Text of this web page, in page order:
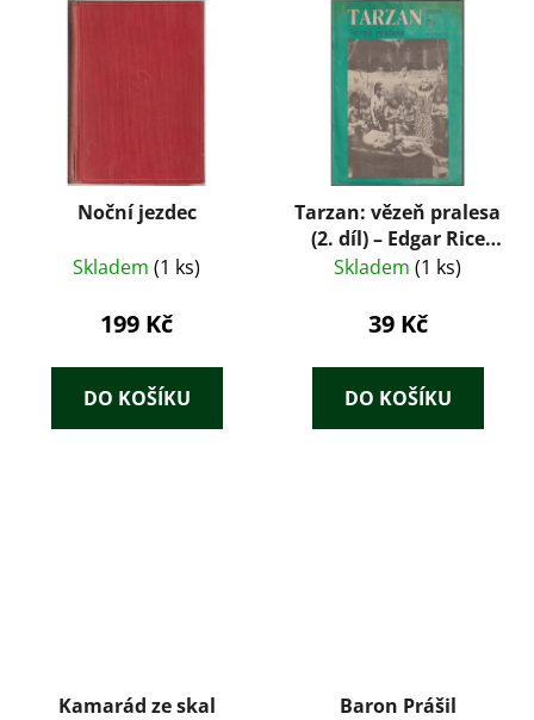
Noční jezdec
Skladem (1 ks)
199 Kč
DO KOŠÍKU
Tarzan: vězeň pralesa
(2. díl) – Edgar Rice
Burroughs
Skladem (1 ks)
39 Kč
DO KOŠÍKU
Kamarád ze skal Baron Prášil